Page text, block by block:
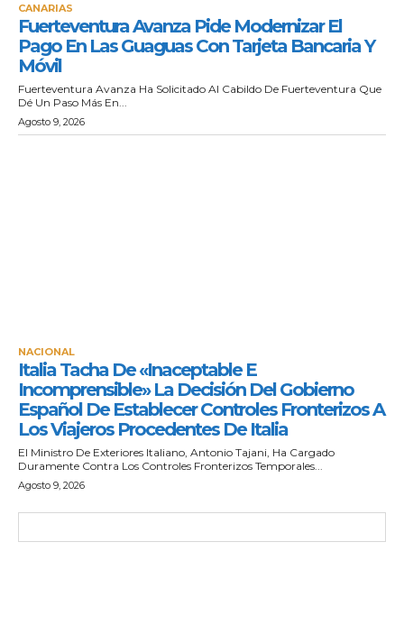
CANARIAS
Fuerteventura Avanza Pide Modernizar El
Pago En Las Guaguas Con Tarjeta Bancaria Y
Móvil
Fuerteventura Avanza Ha Solicitado Al Cabildo De Fuerteventura Que
Dé Un Paso Más En...
Agosto 9, 2026
NACIONAL
Italia Tacha De «inaceptable E
Incomprensible» La Decisión Del Gobierno
Español De Establecer Controles Fronterizos A
Los Viajeros Procedentes De Italia
El Ministro De Exteriores Italiano, Antonio Tajani, Ha Cargado
Duramente Contra Los Controles Fronterizos Temporales...
Agosto 9, 2026